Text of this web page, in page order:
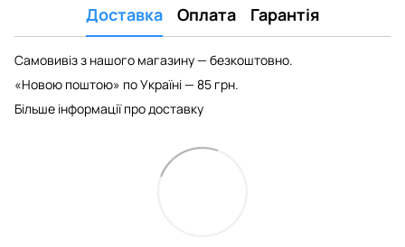
Доставка Оплата Гарантія
Самовивіз з нашого магазину — безкоштовно.
«Новою поштою» по Україні — 85 грн.
Більше інформації про доставку